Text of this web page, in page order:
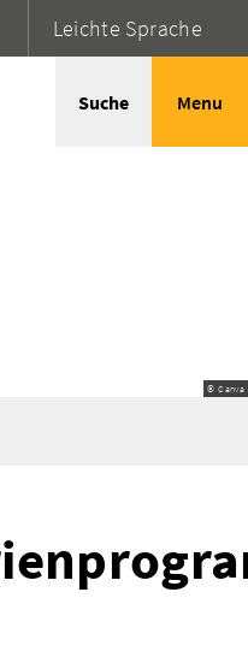
Leichte Sprache
Suche Menu
© Canva